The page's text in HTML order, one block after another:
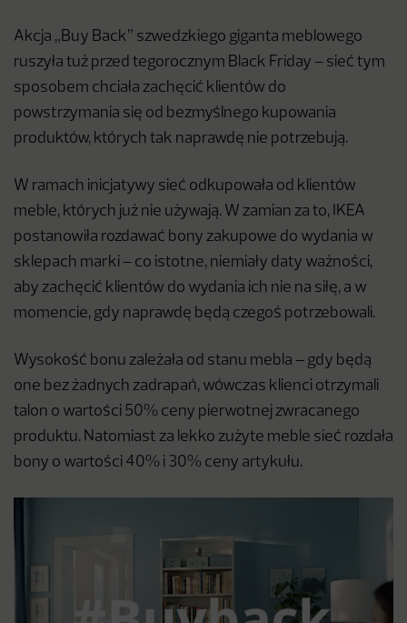
Akcja „Buy Back” szwedzkiego giganta meblowego
ruszyła tuż przed tegorocznym Black Friday – sieć tym
sposobem chciała zachęcić klientów do
powstrzymania się od bezmyślnego kupowania
produktów, których tak naprawdę nie potrzebują.
W ramach inicjatywy sieć odkupowała od klientów
meble, których już nie używają. W zamian za to, IKEA
postanowiła rozdawać bony zakupowe do wydania w
sklepach marki – co istotne, niemiały daty ważności,
aby zachęcić klientów do wydania ich nie na siłę, a w
momencie, gdy naprawdę będą czegoś potrzebowali.
Wysokość bonu zależała od stanu mebla – gdy będą
one bez żadnych zadrapań, wówczas klienci otrzymali
talon o wartości 50% ceny pierwotnej zwracanego
produktu. Natomiast za lekko zużyte meble sieć rozdała
bony o wartości 40% i 30% ceny artykułu.